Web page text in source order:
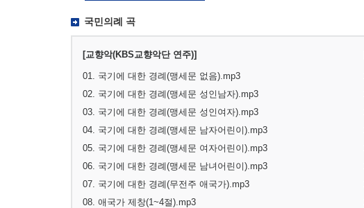
국민의례 곡
[교향악(KBS교향악단 연주)]
01. 국기에 대한 경례(맹세문 없음).mp3
02. 국기에 대한 경례(맹세문 성인남자).mp3
03. 국기에 대한 경례(맹세문 성인여자).mp3
04. 국기에 대한 경례(맹세문 남자어린이).mp3
05. 국기에 대한 경례(맹세문 여자어린이).mp3
06. 국기에 대한 경례(맹세문 남녀어린이).mp3
07. 국기에 대한 경례(무전주 애국가).mp3
08. 애국가 제창(1~4절).mp3